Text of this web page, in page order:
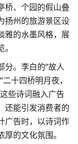
桥、个园的假山叠
扬州的旅游景区设
雅的水墨风格，展
分。李白的“故人
十四桥明月夜，
些诗词融入广告
还能引发消费者的
广告时，以诗词作
的文化氛围。